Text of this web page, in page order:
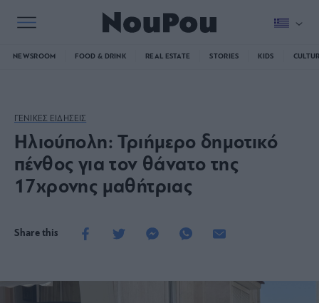
NEWSROOM FOOD & DRINK REAL ESTATE STORIES KIDS
ΓΕΝΙΚΕΣ ΕΙΔΗΣΕΙΣ
Ηλιούπολη: Τριήμερο δημοτικό
πένθος για τον θάνατο της
17χρονης μαθήτριας
Share this